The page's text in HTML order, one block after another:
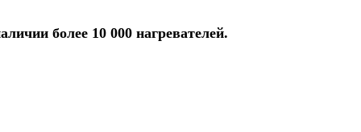
более 10 000 нагревателей.